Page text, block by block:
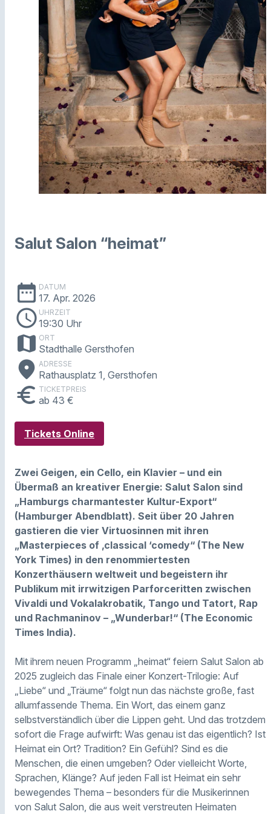
Salut Salon “heimat”
date_range DATUM
17. Apr. 2026
schedule UHRZEIT
19:30 Uhr
map ORT
Stadthalle Gersthofen
place ADRESSE
Rathausplatz 1, Gersthofen
euro TICKETPREIS
ab 43 €
Tickets Online
Zwei Geigen, ein Cello, ein Klavier – und ein
Übermaß an kreativer Energie: Salut Salon sind
„Hamburgs charmantester Kultur-Export“
(Hamburger Abendblatt). Seit über 20 Jahren
gastieren die vier Virtuosinnen mit ihren
„Masterpieces of ‚classical ‘comedy“ (The New
York Times) in den renommiertesten
Konzerthäusern weltweit und begeistern ihr
Publikum mit irrwitzigen Parforceritten zwischen
Vivaldi und Vokalakrobatik, Tango und Tatort, Rap
und Rachmaninov – „Wunderbar!“ (The Economic
Times India).
Mit ihrem neuen Programm „heimat“ feiern Salut Salon ab
2025 zugleich das Finale einer Konzert-Trilogie: Auf
„Liebe“ und „Träume“ folgt nun das nächste große, fast
allumfassende Thema. Ein Wort, das einem ganz
selbstverständlich über die Lippen geht. Und das trotzdem
sofort die Frage aufwirft: Was genau ist das eigentlich? Ist
Heimat ein Ort? Tradition? Ein Gefühl? Sind es die
Menschen, die einen umgeben? Oder vielleicht Worte,
Sprachen, Klänge? Auf jeden Fall ist Heimat ein sehr
bewegendes Thema – besonders für die Musikerinnen
von Salut Salon, die aus weit verstreuten Heimaten